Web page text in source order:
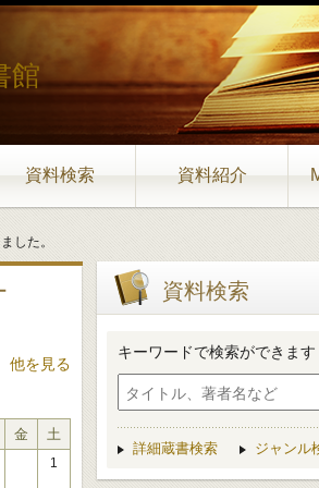
館
資料検索 資料紹介
した。
他を見る
金 土
1
資料検索
キーワードで検索ができます
詳細蔵書検索 ジャンル